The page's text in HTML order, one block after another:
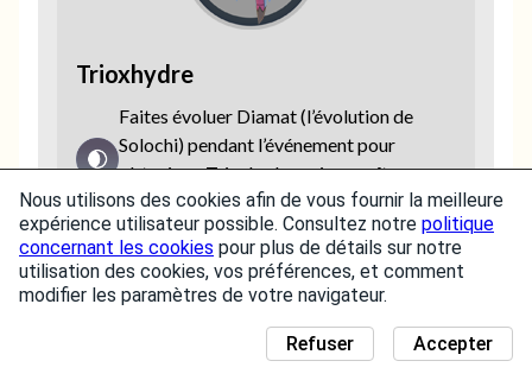
Trioxhydre
Faites évoluer Diamat (l’évolution de
Solochi) pendant l’événement pour
obtenir un Trioxhydre qui connaît
l’Attaque Chargée : Centrifugifle.
Nous utilisons des cookies afin de vous fournir la meilleure
expérience utilisateur possible. Consultez notre politique
concernant les cookies pour plus de détails sur notre
utilisation des cookies, vos préférences, et comment
modifier les paramètres de votre navigateur.
Accepter
Refuser